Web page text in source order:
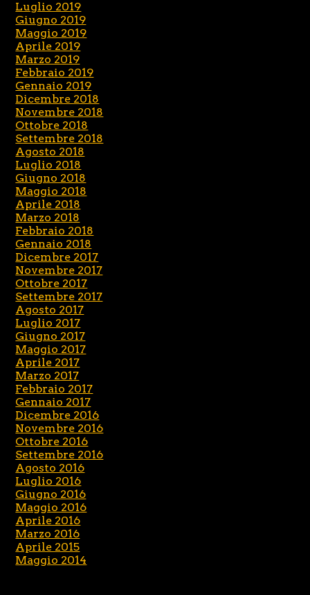
Luglio 2019
Giugno 2019
Maggio 2019
Aprile 2019
Marzo 2019
Febbraio 2019
Gennaio 2019
Dicembre 2018
Novembre 2018
Ottobre 2018
Settembre 2018
Agosto 2018
Luglio 2018
Giugno 2018
Maggio 2018
Aprile 2018
Marzo 2018
Febbraio 2018
Gennaio 2018
Dicembre 2017
Novembre 2017
Ottobre 2017
Settembre 2017
Agosto 2017
Luglio 2017
Giugno 2017
Maggio 2017
Aprile 2017
Marzo 2017
Febbraio 2017
Gennaio 2017
Dicembre 2016
Novembre 2016
Ottobre 2016
Settembre 2016
Agosto 2016
Luglio 2016
Giugno 2016
Maggio 2016
Aprile 2016
Marzo 2016
Aprile 2015
Maggio 2014